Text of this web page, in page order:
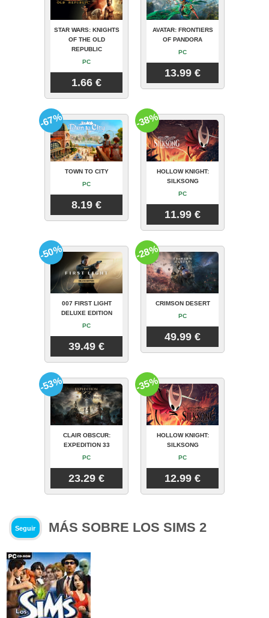
STAR WARS: KNIGHTS
OF THE OLD
REPUBLIC
PC
1.66 €
AVATAR: FRONTIERS
OF PANDORA
PC
13.99 €
TOWN TO CITY
PC
8.19 €
-67%
HOLLOW KNIGHT:
SILKSONG
PC
11.99 €
-38%
007 FIRST LIGHT
DELUXE EDITION
PC
39.49 €
-50%
CRIMSON DESERT
PC
49.99 €
-28%
CLAIR OBSCUR:
EXPEDITION 33
PC
23.29 €
-53%
HOLLOW KNIGHT:
SILKSONG
PC
12.99 €
-35%
Seguir MÁS SOBRE LOS SIMS 2